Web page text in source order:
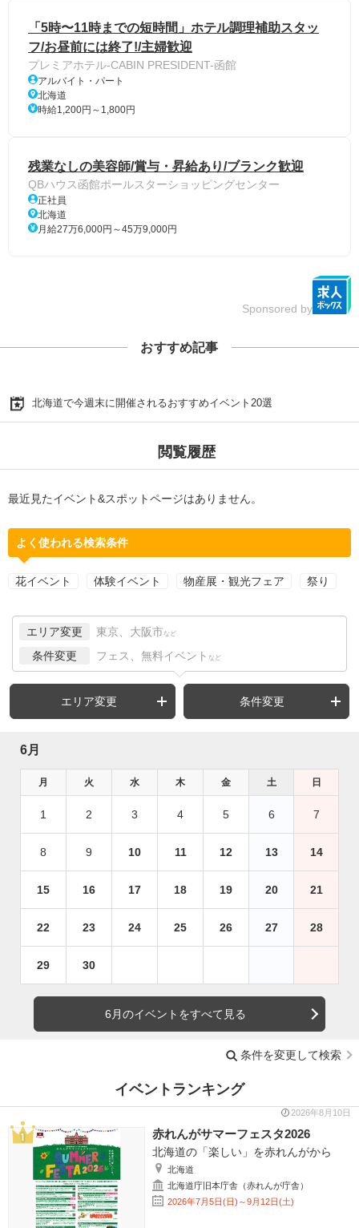
「5時〜11時までの短時間」ホテル調理補助スタッ
フ/お昼前には終了!/主婦歓迎
プレミアホテル-CABIN PRESIDENT-函館
アルバイト・パート
北海道
時給1,200円～1,800円
残業なしの美容師/賞与・昇給あり/ブランク歓迎
QBハウス函館ポールスターショッピングセンター
正社員
北海道
月給27万6,000円～45万9,000円
Sponsored by
おすすめ記事
北海道で今週末に開催されるおすすめイベント20選
閲覧履歴
最近見たイベント&スポットページはありません。
よく使われる検索条件
花イベント 体験イベント 物産展・観光フェア 祭り
エリア変更 東京、大阪市 など
条件変更 フェス、無料イベント など
エリア変更 条件変更
6月
月 火 水 木 金 土 日
1 2 3 4 5 6 7
8 9 10 11 12 13 14
15 16 17 18 19 20 21
22 23 24 25 26 27 28
29 30
6月のイベントをすべて見る
条件を変更して検索
イベントランキング
2026年8月10日
赤れんがサマーフェスタ2026
北海道の「楽しい」を赤れんがから
北海道
北海道庁旧本庁舎（赤れんが庁舎）
2026年7月5日(日)～9月12日(土)